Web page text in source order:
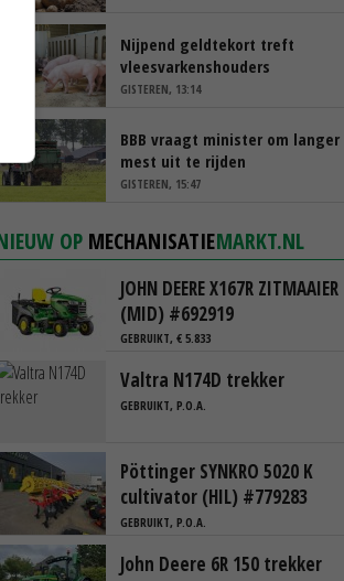
Nijpend geldtekort treft
vleesvarkenshouders
GISTEREN, 13:14
BBB vraagt minister om langer
mest uit te rijden
GISTEREN, 15:47
OP MECHANISATIEMARKT.NL
JOHN DEERE X167R ZITMAAIER
(MID) #692919
GEBRUIKT, € 5.833
Valtra N174D trekker
GEBRUIKT, P.O.A.
Pöttinger SYNKRO 5020 K
cultivator (HIL) #779283
GEBRUIKT, P.O.A.
John Deere 6R 150 trekker